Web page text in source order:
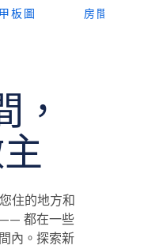
甲板圖 房間
，
住的地方和
都在一些
內。探索新